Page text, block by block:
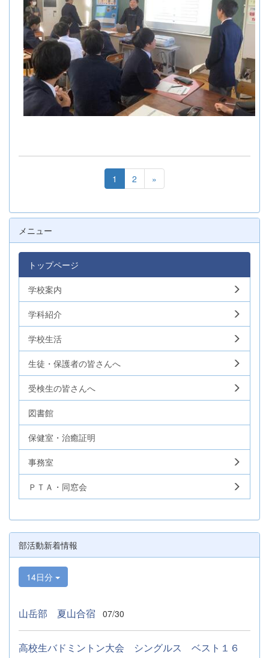
1 2 »
メニュー
トップページ
学校案内
学科紹介
学校生活
生徒・保護者の皆さんへ
受検生の皆さんへ
図書館
保健室・治癒証明
事務室
ＰＴＡ・同窓会
部活動新着情報
14日分
山岳部 夏山合宿 07/30
高校生バドミントン大会 シングルス ベスト１６